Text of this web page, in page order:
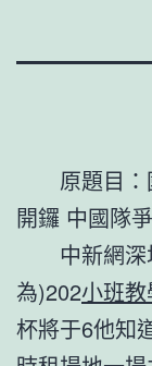
原題目
開鑼 中國隊
中新網深
為)202小班教
杯將于6他知